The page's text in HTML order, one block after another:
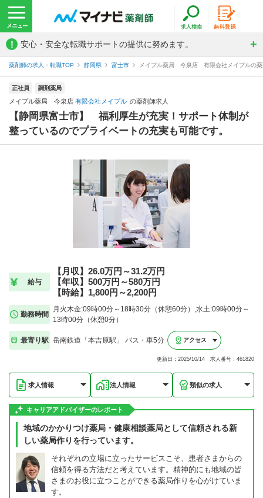
! 安心・安全な転職サポートの提供に努めます。
薬剤師の求人・転職TOP 静岡県 富士市 メイプル薬局 今泉店 有限会社メイプルの薬
正社員 調剤薬局
メイプル薬局 今泉店 有限会社メイプル の薬剤師求人
【静岡県富士市】 福利厚生が充実！サポート体制が
整っているのでプライベートの充実も可能です。
給与
【月収】26.0万円～31.2万円
【年収】500万円～580万円
【時給】1,800円～2,200円
勤務時間
月火木金:09時00分～18時30分（休憩60分）,水土:09時00分～
13時00分（休憩0分）
最寄り駅 岳南鉄道「本吉原駅」 バス・車5分 アクセス
更新日：2025/10/14 求人番号：461820
求人情報 法人情報 類似の求人
キャリアアドバイザーのレポート
地域のかかりつけ薬局・健康相談薬局として信頼される新
しい薬局作りを行っています。
それぞれの立場に立ったサービスこそ、患者さまからの
信頼を得る方法だと考えています。精神的にも地域の皆
さまのお役に立つことができる薬局作りを心がけていま
す。